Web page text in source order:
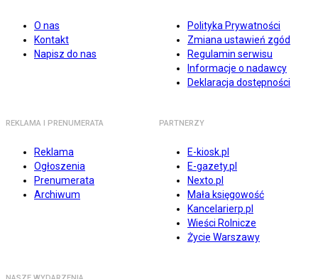
O nas
Kontakt
Napisz do nas
Polityka Prywatności
Zmiana ustawień zgód
Regulamin serwisu
Informacje o nadawcy
Deklaracja dostępności
REKLAMA I PRENUMERATA
Reklama
Ogłoszenia
Prenumerata
Archiwum
PARTNERZY
E-kiosk.pl
E-gazety.pl
Nexto.pl
Mała księgowość
Kancelarierp.pl
Wieści Rolnicze
Życie Warszawy